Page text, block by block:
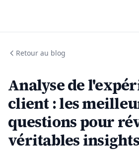
Retour au blog
Analyse de
client : les
questions pour
véritables insights